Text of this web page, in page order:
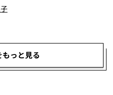
もっと見る